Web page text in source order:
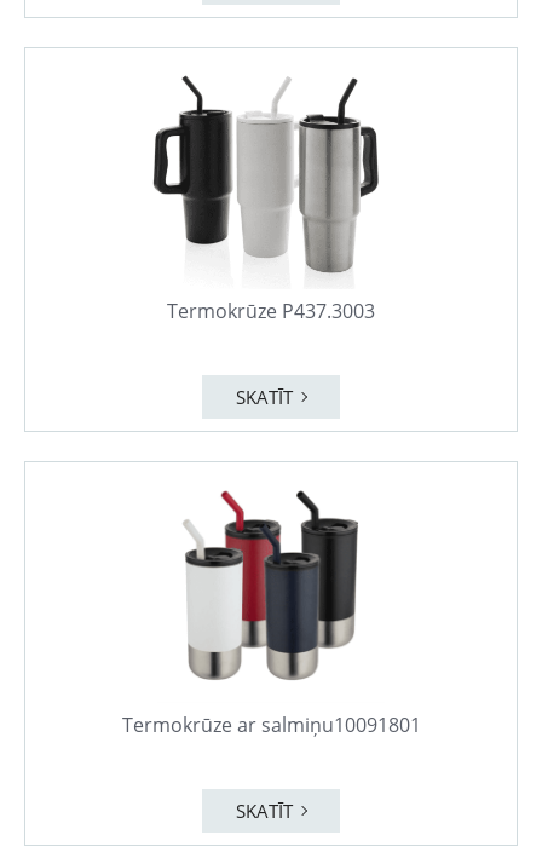
Termokrūze P437.3003
SKATĪT
Termokrūze ar salmiņu10091801
SKATĪT